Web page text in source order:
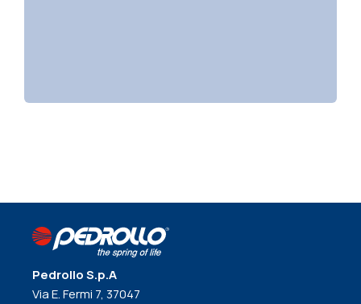
Pedrollo S.p.A
Via E. Fermi 7, 37047